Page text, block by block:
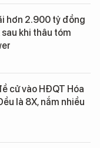
hơn 2.900 tỷ đồng
khi thâu tóm
cử vào HĐQT Hóa
là 8X, nắm nhiều